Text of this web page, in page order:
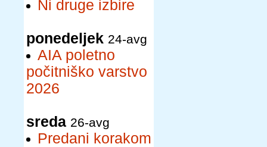
Ni druge izbire
ponedeljek 24-avg
AIA poletno
počitniško varstvo
2026
sreda 26-avg
Predani korakom